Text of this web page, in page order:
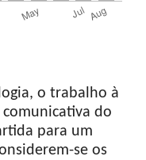
o trabalho à
do
para um
se os